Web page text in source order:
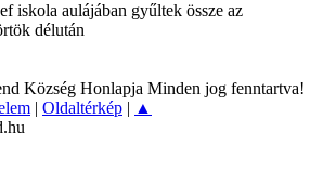
iskola aulájában gyűltek össze az
délután
Község Honlapja Minden jog fenntartva!
| Oldaltérkép | ▲